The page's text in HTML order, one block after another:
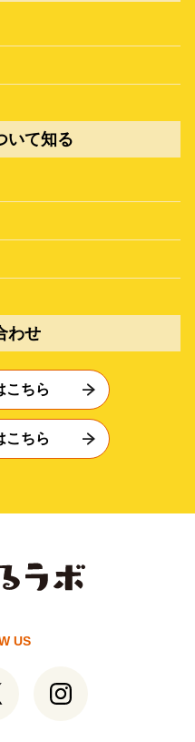
いて知る
わせ
こちら
こちら
US